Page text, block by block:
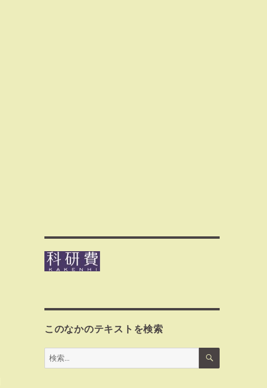
このなかのテキストを検索
検
索:
検